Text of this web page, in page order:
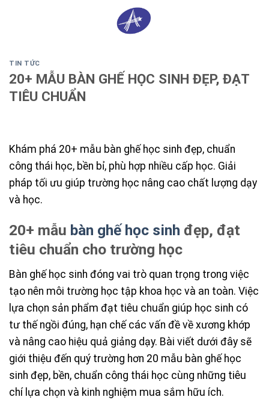
TIN TỨC
20+ MẪU BÀN GHẾ HỌC SINH ĐẸP, ĐẠT
TIÊU CHUẨN
Khám phá 20+ mẫu bàn ghế học sinh đẹp, chuẩn
công thái học, bền bỉ, phù hợp nhiều cấp học. Giải
pháp tối ưu giúp trường học nâng cao chất lượng dạy
và học.
20+ mẫu bàn ghế học sinh đẹp, đạt
tiêu chuẩn cho trường học
Bàn ghế học sinh đóng vai trò quan trọng trong việc
tạo nên môi trường học tập khoa học và an toàn. Việc
lựa chọn sản phẩm đạt tiêu chuẩn giúp học sinh có
tư thế ngồi đúng, hạn chế các vấn đề về xương khớp
và nâng cao hiệu quả giảng dạy. Bài viết dưới đây sẽ
giới thiệu đến quý trường hơn 20 mẫu bàn ghế học
sinh đẹp, bền, chuẩn công thái học cùng những tiêu
chí lựa chọn và kinh nghiệm mua sắm hữu ích.